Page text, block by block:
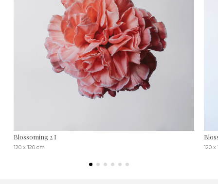
Blossoming 2 I
120 x 120 cm 120 x